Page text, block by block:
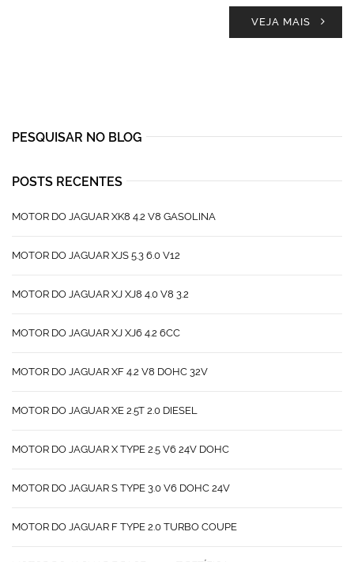
VEJA MAIS
PESQUISAR NO BLOG
POSTS RECENTES
MOTOR DO JAGUAR XK8 4.2 V8 GASOLINA
MOTOR DO JAGUAR XJS 5.3 6.0 V12
MOTOR DO JAGUAR XJ XJ8 4.0 V8 3.2
MOTOR DO JAGUAR XJ XJ6 4.2 6CC
MOTOR DO JAGUAR XF 4.2 V8 DOHC 32V
MOTOR DO JAGUAR XE 2.5T 2.0 DIESEL
MOTOR DO JAGUAR X TYPE 2.5 V6 24V DOHC
MOTOR DO JAGUAR S TYPE 3.0 V6 DOHC 24V
MOTOR DO JAGUAR F TYPE 2.0 TURBO COUPE